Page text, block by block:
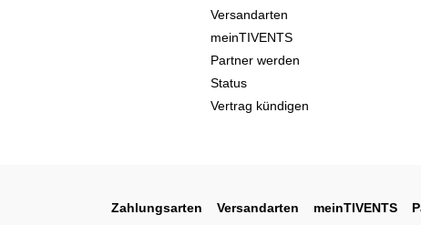
Versandarten
meinTIVENTS
Partner werden
Status
Vertrag kündigen
Zahlungsarten Versandarten meinTIVENTS